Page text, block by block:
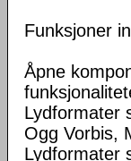
Funksjoner
Åpne
Lydformater
Ogg Vorbis,
Lydformater